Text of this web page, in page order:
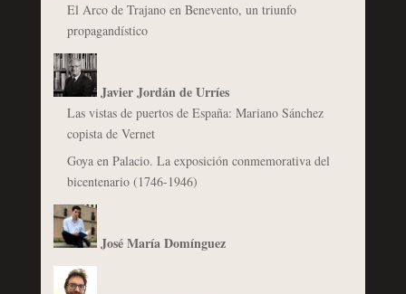
El Arco de Trajano en Benevento, un triunfo
propagandístico
Javier Jordán de Urríes
Las vistas de puertos de España: Mariano Sánchez
copista de Vernet
Goya en Palacio. La exposición conmemorativa del
bicentenario (1746-1946)
José María Domínguez